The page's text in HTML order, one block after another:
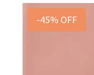
-45% OFF